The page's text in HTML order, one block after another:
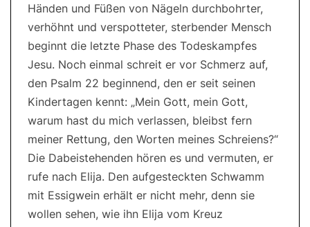
Händen und Füßen von Nägeln durchbohrter,
verhöhnt und verspotteter, sterbender Mensch
beginnt die letzte Phase des Todeskampfes
Jesu. Noch einmal schreit er vor Schmerz auf,
den Psalm 22 beginnend, den er seit seinen
Kindertagen kennt: „Mein Gott, mein Gott,
warum hast du mich verlassen, bleibst fern
meiner Rettung, den Worten meines Schreiens?“
Die Dabeistehenden hören es und vermuten, er
rufe nach Elija. Den aufgesteckten Schwamm
mit Essigwein erhält er nicht mehr, denn sie
wollen sehen, wie ihn Elija vom Kreuz